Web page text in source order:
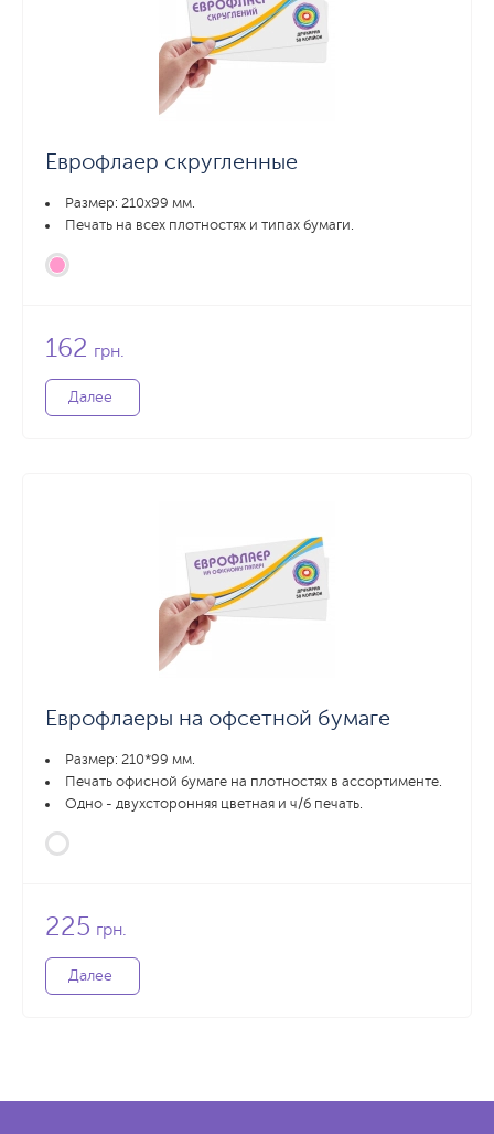
Еврофлаер скругленные
Размер: 210х99 мм.
Печать на всех плотностях и типах бумаги.
162 грн.
Далее
Еврофлаеры на офсетной бумаге
Размер: 210*99 мм.
Печать офисной бумаге на плотностях в ассортименте.
Одно - двухсторонняя цветная и ч/б печать.
225 грн.
Далее